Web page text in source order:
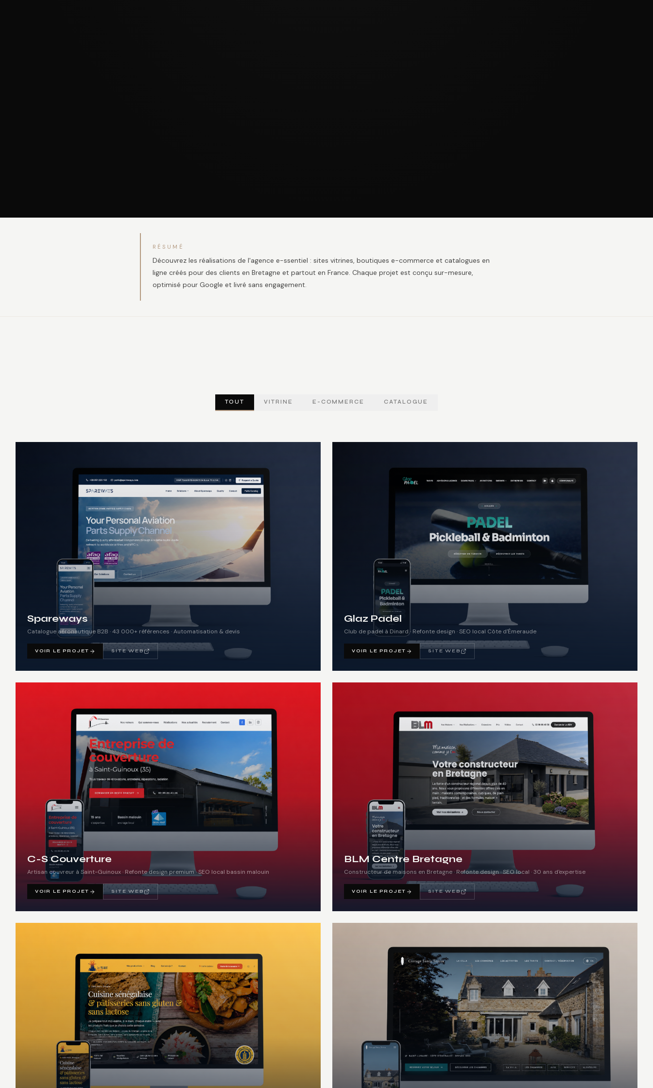
RÉSUMÉ
Découvrez les réalisations de l'agence e-ssentiel : sites vitrines, boutiques e-commerce et catalogues en
ligne créés pour des clients en Bretagne et partout en France. Chaque projet est conçu sur-mesure,
optimisé pour Google et livré sans engagement.
TOUT VITRINE E-COMMERCE CATALOGUE
Spareways
Catalogue aéronautique B2B · 43 000+ références · Automatisation & devis
VOIR LE PROJET SITE WEB
Glaz Padel
Club de padel à Dinard · Refonte design · SEO local Côte d'Émeraude
VOIR LE PROJET SITE WEB
C-S Couverture
Artisan couvreur à Saint-Guinoux · Refonte design premium · SEO local bassin malouin
VOIR LE PROJET SITE WEB
BLM Centre Bretagne
Constructeur de maisons en Bretagne · Refonte design · SEO local · 30 ans d'expertise
VOIR LE PROJET SITE WEB